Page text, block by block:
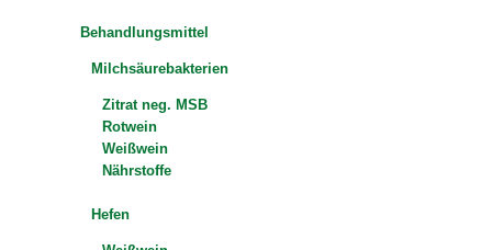
Behandlungsmittel
Milchsäurebakterien
Zitrat neg. MSB
Rotwein
Weißwein
Nährstoffe
Hefen